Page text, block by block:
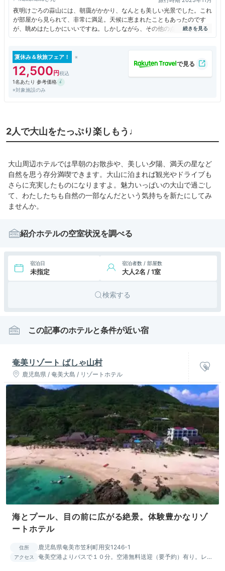
夜明けごろの蒜山には、朝靄がかかり、なんとも美しい光景でした。これ
が部屋から見られて、非常に満足。天候に恵まれたこともあったのです
が、眺めはたしかにいいですね。しかしながら、その他の点では、他の休
暇村施設に比べて残念が多かったです。まず温泉。露天がない。週末の夕
ん、期待していたほどではなく、もう少し手作り感が欲しかったですね。
デザートを部屋に持ち帰れるのはいいアイデアですが。ロビーのコーヒー
サービスもありがたいです。
夏休み＆秋旅フェア！
12,500
1名あたり 参考価格
※対象施設のみ
2人で大山をたっぷり楽しもう♩
大山周辺ホテルでは早朝のお散歩や、美しい夕陽、満天の星など
自然を思う存分満喫できます。大山に泊まれば観光やドライブも
さらに充実したものになりますよ。魅力いっぱいの大山で過ごし
て、わたしたちも自然の一部なんだという気持ちを新たにしてみ
ませんか。
紹介ホテルの空室状況を調べる
宿泊日
未指定
宿泊者数 / 部屋数
大人2名 / 1室
検索する
この記事のホテルと条件が近い宿
奄美リゾート ばしゃ山村
鹿児島県 / 奄美大島 / リゾートホテル
海とプール、目の前に広がる絶景。体験豊かなリゾ
ートホテル
住所 鹿児島県奄美市笠利町用安1246-1
アクセス
奄美空港よりバスで１０分。空港無料送迎（要予約）有り。レン